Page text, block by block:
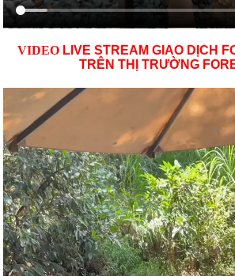
VIDEOLIVE STREAM GIAO DỊCH
TRÊN THỊ TRƯỜNG